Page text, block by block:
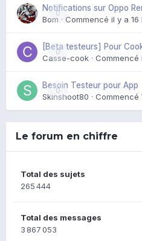
0
Notifications sur Oppo
Bom · Commencé il y a 16
0
[Beta testeurs] Pour
Casse-cook · Commencé
0
Besoin Testeur pour App
Skinshoot80 · Commencé
Le forum en chiffre
Total des sujets
265 444
Total des messages
3 867 053